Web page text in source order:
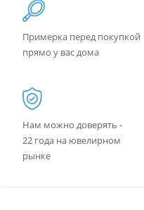
Примерка перед покупкой
прямо у вас дома
Нам можно доверять -
22 года на ювелирном
рынке